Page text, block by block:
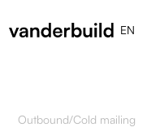
EN
Outbound/Cold mailing